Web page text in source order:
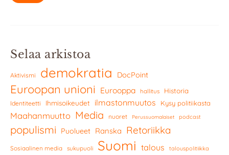
Selaa arkistoa
Aktivismi demokratia DocPoint
Euroopan unioni Eurooppa hallitus Historia
Identiteetti Ihmisoikeudet ilmastonmuutos Kysy politiikasta
Maahanmuutto Media nuoret Perussuomalaiset podcast
populismi Puolueet Ranska Retoriikka
Sosiaalinen media sukupuoli Suomi talous talouspolitiikka